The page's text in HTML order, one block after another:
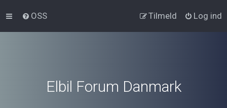
OSS Log ind
Tilmeld
Elbil Forum Danmark